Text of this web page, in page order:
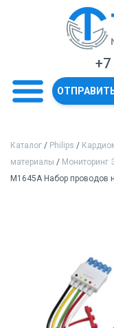
+7
Каталог / Philips /
материалы / Мониторинг
M1645A Набор проводов